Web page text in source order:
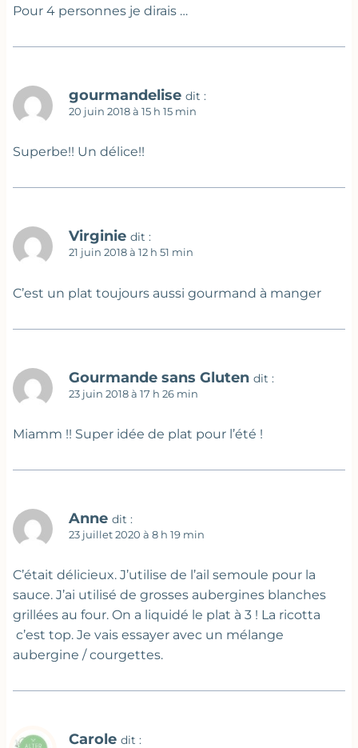
Pour 4 personnes je dirais …
gourmandelise dit :
20 juin 2018 à 15 h 15 min
Superbe!! Un délice!!
Virginie dit :
21 juin 2018 à 12 h 51 min
C’est un plat toujours aussi gourmand à manger
Gourmande sans Gluten dit :
23 juin 2018 à 17 h 26 min
Miamm !! Super idée de plat pour l’été !
Anne dit :
23 juillet 2020 à 8 h 19 min
C’était délicieux. J’utilise de l’ail semoule pour la
sauce. J’ai utilisé de grosses aubergines blanches
grillées au four. On a liquidé le plat à 3 ! La ricotta
c’est top. Je vais essayer avec un mélange
aubergine / courgettes.
Carole dit :